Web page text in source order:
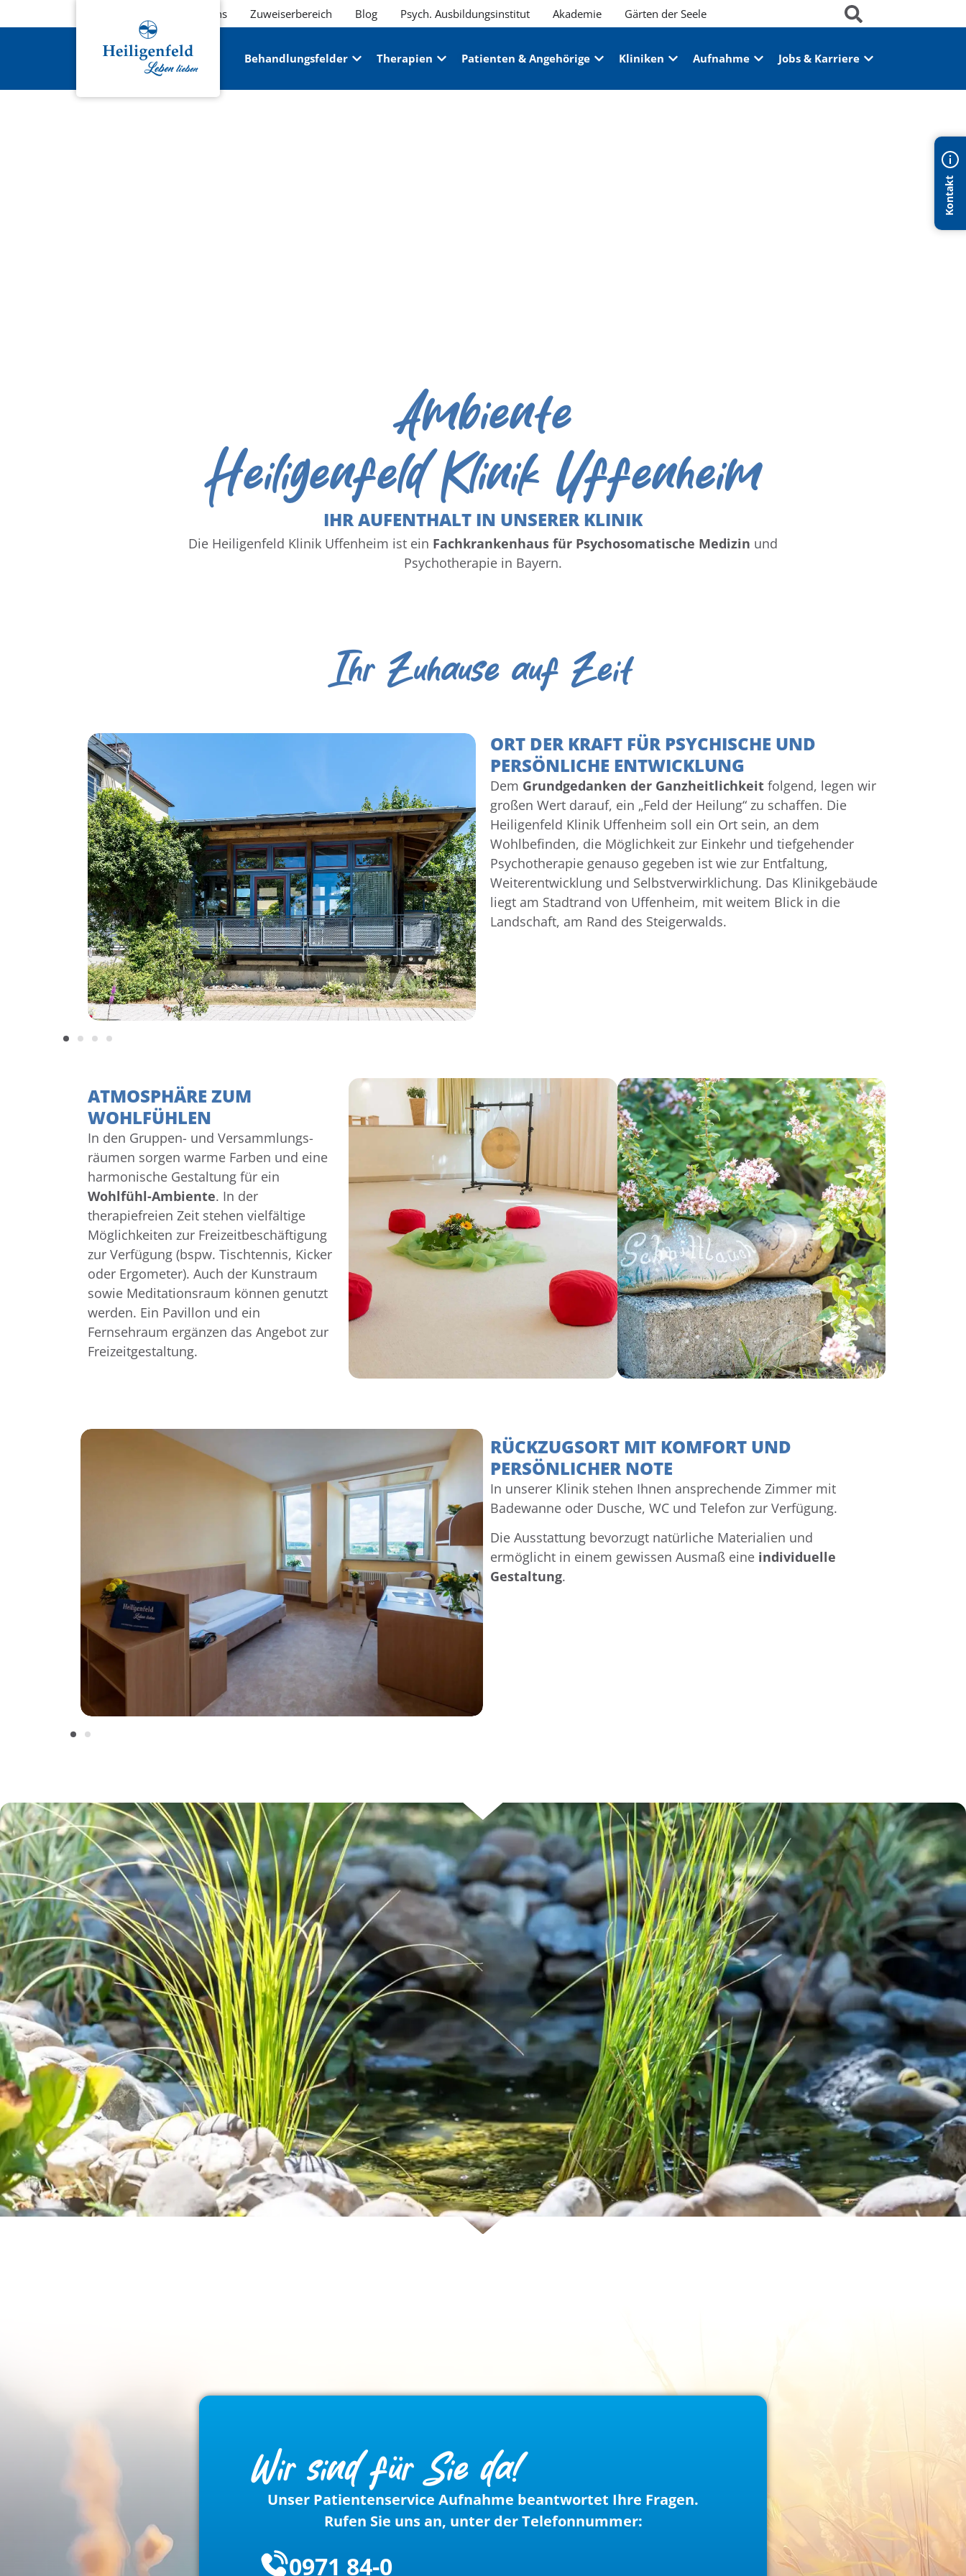
Kontakt
Über uns Zuweiserbereich Blog Psych. Ausbildungsinstitut Akademie Gärten der Seele
Behandlungsfelder Therapien Patienten & Angehörige Kliniken Aufnahme Jobs & Karriere
Ambiente
Heiligenfeld Klinik Uffenheim
IHR AUFENTHALT IN UNSERER KLINIK
Die Heiligenfeld Klinik Uffenheim ist ein Fachkrankenhaus für Psychosomatische Medizin und
Psychotherapie in Bayern.
Ihr Zuhause auf Zeit
ORT DER KRAFT FÜR PSYCHISCHE UND
PERSÖNLICHE ENTWICKLUNG
Dem Grundgedanken der Ganzheitlichkeit folgend, legen wir
großen Wert darauf, ein „Feld der Heilung“ zu schaffen. Die
Heiligenfeld Klinik Uffenheim soll ein Ort sein, an dem
Wohlbefinden, die Möglichkeit zur Einkehr und tiefgehender
Psychotherapie genauso gegeben ist wie zur Entfaltung,
Weiterentwicklung und Selbstverwirklichung. Das Klinikgebäude
liegt am Stadtrand von Uffenheim, mit weitem Blick in die
Landschaft, am Rand des Steigerwalds.
ATMOSPHÄRE ZUM
WOHLFÜHLEN
In den Gruppen- und Versammlungs-
räumen sorgen warme Farben und eine
harmonische Gestaltung für ein
Wohlfühl-Ambiente. In der
therapiefreien Zeit stehen vielfältige
Möglichkeiten zur Freizeitbeschäftigung
zur Verfügung (bspw. Tischtennis, Kicker
oder Ergometer). Auch der Kunstraum
sowie Meditationsraum können genutzt
werden. Ein Pavillon und ein
Fernsehraum ergänzen das Angebot zur
Freizeitgestaltung.
RÜCKZUGSORT MIT KOMFORT UND
PERSÖNLICHER NOTE
In unserer Klinik stehen Ihnen ansprechende Zimmer mit
Badewanne oder Dusche, WC und Telefon zur Verfügung.
Die Ausstattung bevorzugt natürliche Materialien und
ermöglicht in einem gewissen Ausmaß eine individuelle
Gestaltung.
Wir sind für Sie da!
Unser Patientenservice Aufnahme beantwortet Ihre Fragen.
Rufen Sie uns an, unter der Telefonnummer:
0971 84-0